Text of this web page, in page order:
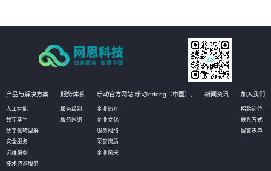
产品与解决方案
人工智能
数字孪生
数字化转型解
安全服务
运维服务
技术咨询服务
服务体系
服务级别
服务网络
乐动官方网站-乐动ledong（中国）,
企业简介
企业文化
服务网络
荣誉资质
企业风采
新闻资讯 加入我们
招聘岗位
联系方式
留言表单